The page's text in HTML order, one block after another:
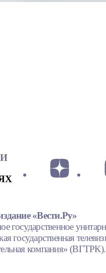
«Вести.Ру»
государственное
государственная
компания» (ВГТРК).